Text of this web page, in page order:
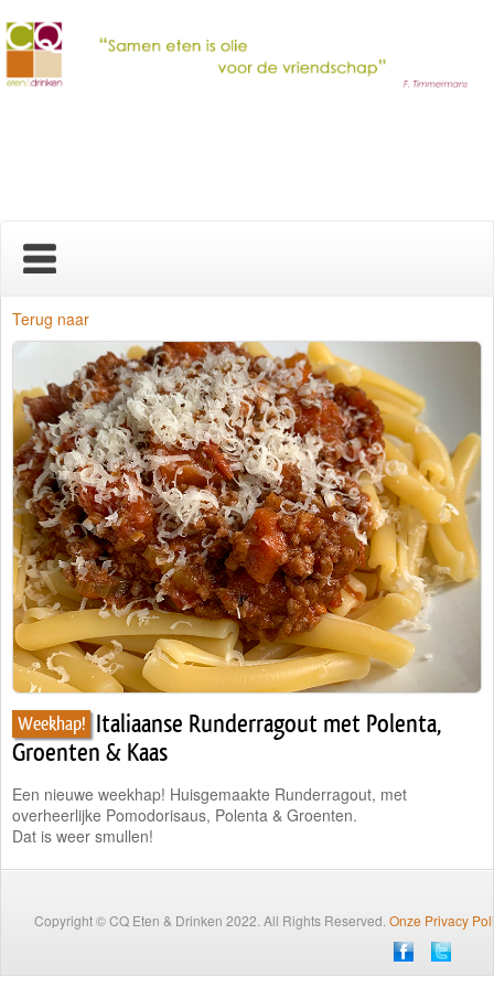
Home
Nieuws
Over ons
Traiteur
Wijn
Contact
Nieuwsbrief
Terug naar
Weekhap! Italiaanse Runderragout met Polenta,
Groenten & Kaas
Een nieuwe weekhap! Huisgemaakte Runderragout, met
overheerlijke Pomodorisaus, Polenta & Groenten.
Dat is weer smullen!
Copyright © CQ Eten & Drinken 2022. All Rights Reserved. Onze Privacy